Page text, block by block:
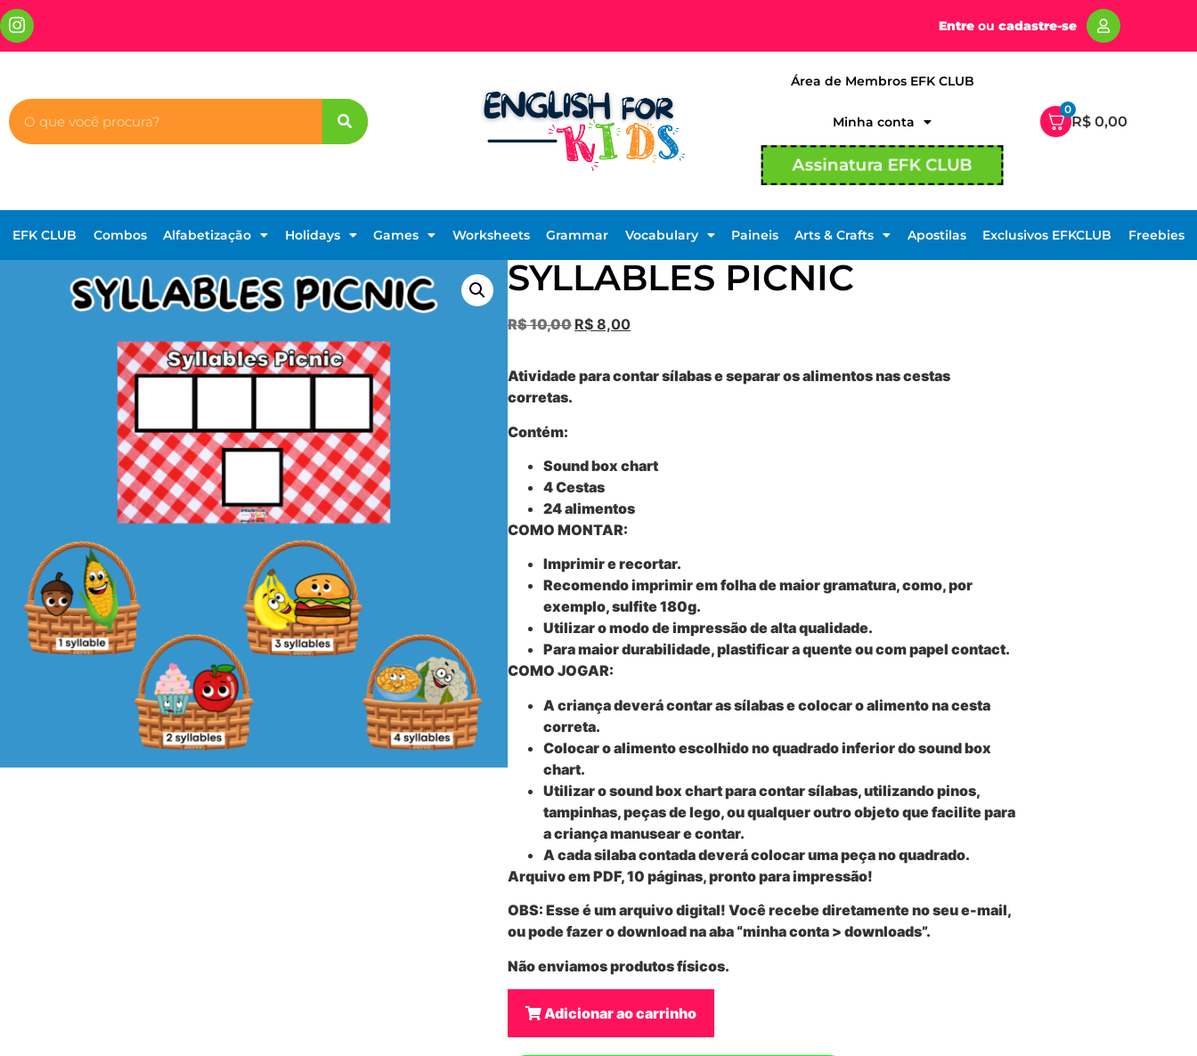
Entre oucadastre-se
Área de Membros EFK CLUB
Minha conta
Assinatura EFK CLUB
0
R$ 0,00
EFK CLUB Combos Alfabetização Holidays Games Worksheets Grammar Vocabulary Paineis Arts & Crafts Apostilas Exclusivos EFKCLUB Freebies
SYLLABLES PICNIC
R$10,00 R$ 8,00
Atividade para contar sílabas e separar os alimentos nas cestas
corretas.
Contém:
Sound box chart
4 Cestas
24 alimentos
COMO MONTAR:
Imprimir e recortar.
Recomendo imprimir em folha de maior gramatura, como, por
exemplo, sulfite 180g.
Utilizar o modo de impressão de alta qualidade.
Para maior durabilidade, plastificar a quente ou com papel contact.
COMO JOGAR:
A criança deverá contar as sílabas e colocar o alimento na cesta
correta.
Colocar o alimento escolhido no quadrado inferior do sound box
chart.
Utilizar o sound box chart para contar sílabas, utilizando pinos,
tampinhas, peças de lego, ou qualquer outro objeto que facilite para
a criança manusear e contar.
A cada silaba contada deverá colocar uma peça no quadrado.
Arquivo em PDF, 10 páginas, pronto para impressão!
OBS: Esse é umarquivo digital! Você recebe diretamente no seu e-mail,
ou pode fazer o download na aba “minha conta > downloads”.
Não enviamos produtos físicos.
Adicionar ao carrinho